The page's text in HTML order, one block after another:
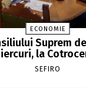
ECONOMIE
Suprem
la
SEFIRO